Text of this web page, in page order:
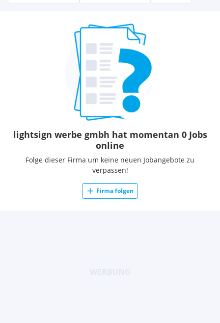
lightsign werbe gmbh hat momentan 0 Jobs
online
Folge dieser Firma um keine neuen Jobangebote zu
verpassen!
Firma folgen